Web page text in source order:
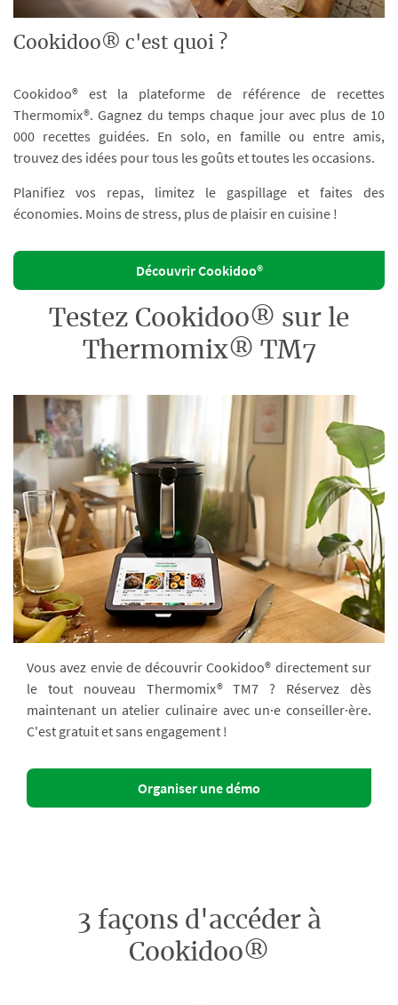
Cookidoo® c'est quoi ?
Cookidoo® est la plateforme de référence de recettes
Thermomix®. Gagnez du temps chaque jour avec plus de 10
000 recettes guidées. En solo, en famille ou entre amis,
trouvez des idées pour tous les goûts et toutes les occasions.
Planifiez vos repas, limitez le gaspillage et faites des
économies. Moins de stress, plus de plaisir en cuisine !
Découvrir Cookidoo®
Testez Cookidoo® sur le
Thermomix® TM7
Vous avez envie de découvrir Cookidoo® directement sur
le tout nouveau Thermomix® TM7 ? Réservez dès
maintenant un atelier culinaire avec un·e conseiller·ère.
C'est gratuit et sans engagement !
Organiser une démo
3 façons d'accéder à
Cookidoo®